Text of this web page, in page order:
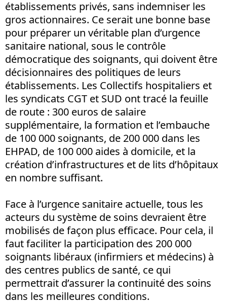
établissements privés, sans indemniser les
gros actionnaires. Ce serait une bonne base
pour préparer un véritable plan d’urgence
sanitaire national, sous le contrôle
démocratique des soignants, qui doivent être
décisionnaires des politiques de leurs
établissements. Les Collectifs hospitaliers et
les syndicats CGT et SUD ont tracé la feuille
de route : 300 euros de salaire
supplémentaire, la formation et l’embauche
de 100 000 soignants, de 200 000 dans les
EHPAD, de 100 000 aides à domicile, et la
création d’infrastructures et de lits d’hôpitaux
en nombre suffisant.
Face à l’urgence sanitaire actuelle, tous les
acteurs du système de soins devraient être
mobilisés de façon plus efficace. Pour cela, il
faut faciliter la participation des 200 000
soignants libéraux (infirmiers et médecins) à
des centres publics de santé, ce qui
permettrait d’assurer la continuité des soins
dans les meilleures conditions.